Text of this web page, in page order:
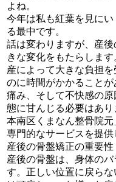
よね。
今年は私も紅葉を見に
る最中です。
話は変わりますが、産
きな変化をもたらしま
産によって大きな負担
のに時間がかかること
痛み、そして不快感の
態に甘んじる必要はあ
本南区くまなん整骨院
専門的なサービスを提供
産後の骨盤矯正の重要性
産後の骨盤は、身体の
す。正しい位置に戻ら